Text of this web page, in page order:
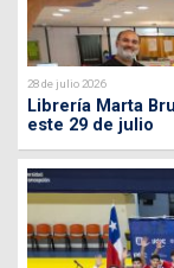
28 de julio 2026
Librería Marta
este 29 de julio